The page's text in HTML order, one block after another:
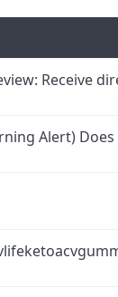
Receive
Alert) Does